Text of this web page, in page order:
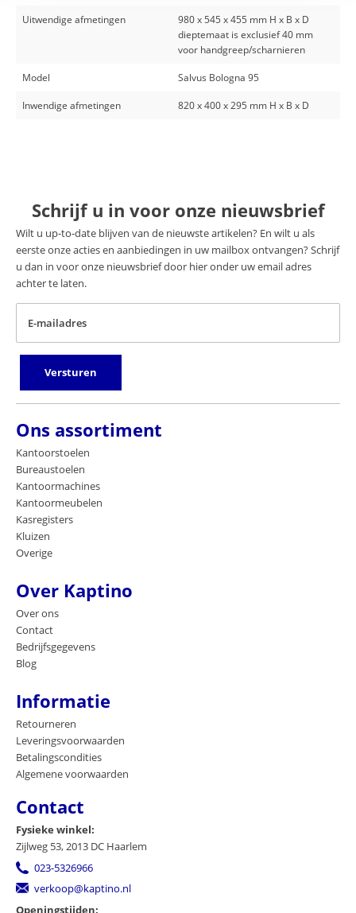
Uitwendige afmetingen
980 x 545 x 455 mm H x B x D
dieptemaat is exclusief 40 mm
voor handgreep/scharnieren
Model Salvus Bologna 95
Inwendige afmetingen 820 x 400 x 295 mm H x B x D
Schrijf u in voor onze nieuwsbrief
Wilt u up-to-date blijven van de nieuwste artikelen? En wilt u als
eerste onze acties en aanbiedingen in uw mailbox ontvangen? Schrijf
u dan in voor onze nieuwsbrief door hier onder uw email adres
achter te laten.
E-mailadres
Versturen
Ons assortiment
Kantoorstoelen
Bureaustoelen
Kantoormachines
Kantoormeubelen
Kasregisters
Kluizen
Overige
Over Kaptino
Over ons
Contact
Bedrijfsgegevens
Blog
Informatie
Retourneren
Leveringsvoorwaarden
Betalingscondities
Algemene voorwaarden
Contact
Fysieke winkel:
Zijlweg 53, 2013 DC Haarlem
023-5326966
verkoop@kaptino.nl
Openingstijden: